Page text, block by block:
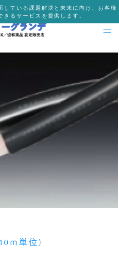
している課題解決と未来に向け、お客様
きるサービスを提供します。
ｍ単位)